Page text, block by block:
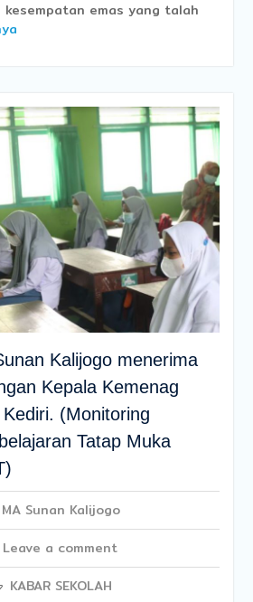
emas yang talah
Kalijogo menerima
Kepala Kemenag
(Monitoring
Tatap Muka
MA Sunan Kalijogo
Leave a comment
KABAR SEKOLAH